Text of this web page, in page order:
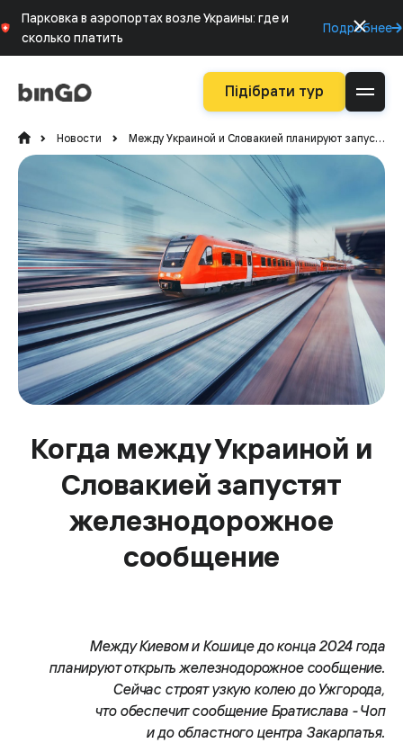
Парковка в аэропортах возле Украины: где и
сколько платить
Подробнее
Підібрати тур
Новости Между Украиной и Словакией планируют запустить железнодорожное сообщение
Когда между Украиной и
Словакией запустят
железнодорожное
сообщение
Между Киевом и Кошице до конца 2024 года
планируют открыть железнодорожное сообщение.
Сейчас строят узкую колею до Ужгорода,
что обеспечит сообщение Братислава - Чоп
и до областного центра Закарпатья.